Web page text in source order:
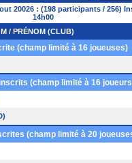
20026 : (198 participants / 256)
14h00
/ PRÉNOM (CLUB)
(champ limité à 16 joueuses)
(champ limité à 16
(champ limité à 20